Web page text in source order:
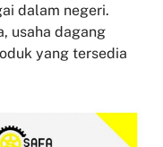
dalam negeri.
usaha dagang
yang tersedia